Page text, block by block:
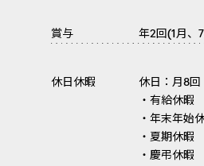
賞与 年2回(1月、
休日休暇
休日：月8回
・有給休暇
・年末年始
・夏期休暇
・慶弔休暇